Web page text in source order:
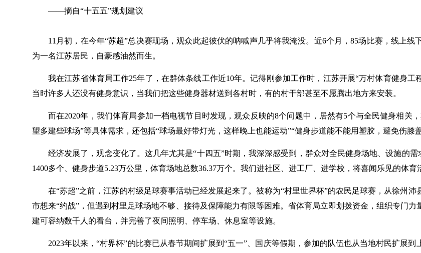
——摘自“十五五”规划建议
11月初，在今年“苏超”总决赛现场，观众此起彼伏的呐喊声几乎将我淹没。近6个月，85场比赛，线上
为一名江苏居民，自豪感油然而生。
我在江苏省体育局工作25年了，在群体条线工作近10年。记得刚参加工作时，江苏开展“万村体育健身工
当时许多人还没有健身意识，当我们把这些健身器材送到各村时，有的村干部甚至不愿腾出地方来安装。
而在2020年，我们体育局参加一档电视节目时发现，观众反映的8个问题中，居然有5个与全民健身相关
望多建些球场”等具体需求，还包括“球场最好带灯光，这样晚上也能运动”“健身步道能不能用塑胶，避免伤膝
经济发展了，观念变化了。这几年尤其是“十四五”时期，我深深感受到，群众对全民健身场地、设施的
1400多个、健身步道5.23万公里，体育场地总数36.37万个。我们进社区、进工厂、进学校，将喜闻乐见的体育
在“苏超”之前，江苏的村级足球赛事活动已经发展起来了。被称为“村里世界杯”的农民足球赛，从徐州
市想来“约战”，但遇到村里足球场地不够、接待及保障能力有限等困难。省体育局立即划拨资金，组织专门
建可容纳数千人的看台，并完善了夜间照明、停车场、休息室等设施。
2023年以来，“村界杯”的比赛已从春节期间扩展到“五一”、国庆等假期，参加的队伍也从当地村民扩展